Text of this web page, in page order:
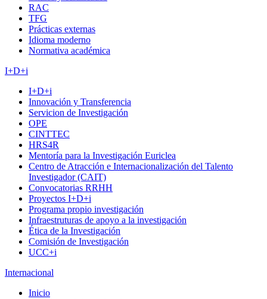
RAC
TFG
Prácticas externas
Idioma moderno
Normativa académica
I+D+i
I+D+i
Innovación y Transferencia
Servicion de Investigación
OPE
CINTTEC
HRS4R
Mentoría para la Investigación Euriclea
Centro de Atracción e Internacionalización del Talento
Investigador (CAIT)
Convocatorias RRHH
Proyectos I+D+i
Programa propio investigación
Infraestruturas de apoyo a la investigación
Ética de la Investigación
Comisión de Investigación
UCC+i
Internacional
Inicio